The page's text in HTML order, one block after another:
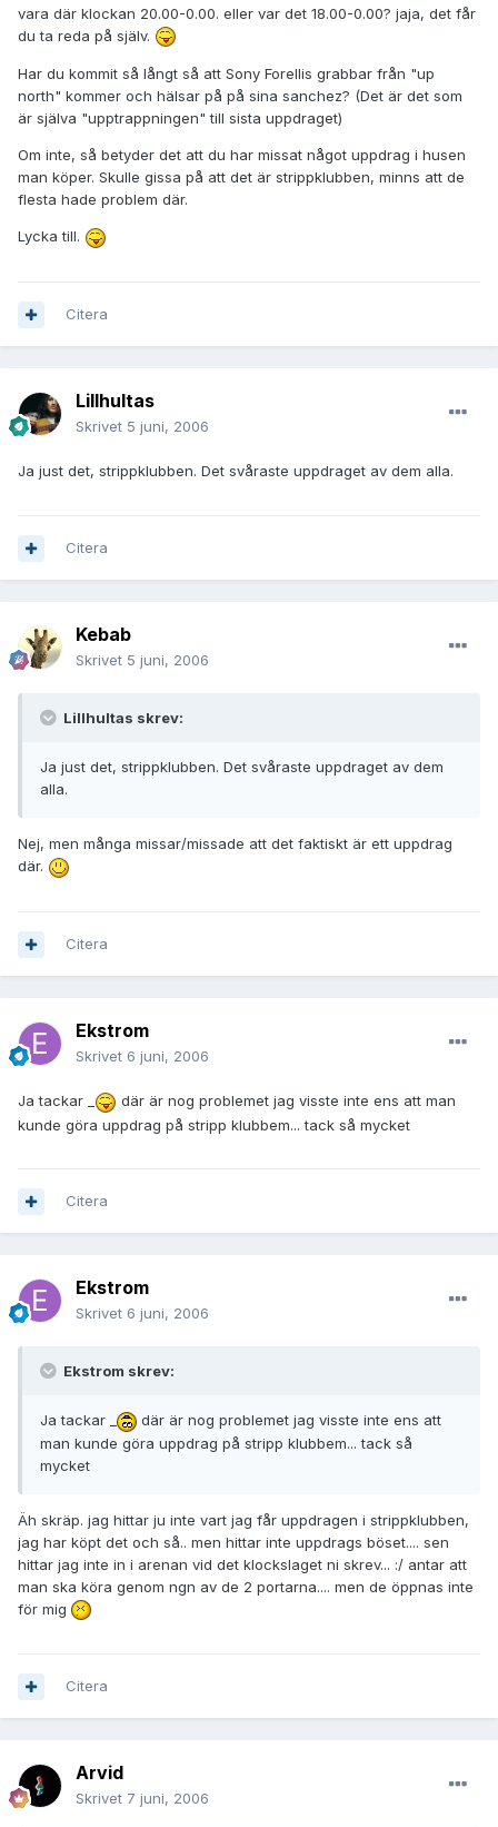
vara där klockan 20.00-0.00. eller var det 18.00-0.00? jaja, det får
du ta reda på själv.
Har du kommit så långt så att Sony Forellis grabbar från "up
north" kommer och hälsar på på sina sanchez? (Det är det som
är själva "upptrappningen" till sista uppdraget)
Om inte, så betyder det att du har missat något uppdrag i husen
man köper. Skulle gissa på att det är strippklubben, minns att de
flesta hade problem där.
Lycka till.
Citera
Lillhultas
Skrivet 5 juni, 2006
Ja just det, strippklubben. Det svåraste uppdraget av dem alla.
Citera
Kebab
Skrivet 5 juni, 2006
Lillhultas skrev:
Ja just det, strippklubben. Det svåraste uppdraget av dem
alla.
Nej, men många missar/missade att det faktiskt är ett uppdrag
där.
Citera
Ekstrom
Skrivet 6 juni, 2006
Ja tackar _
där är nog problemet jag visste inte ens att man
kunde göra uppdrag på stripp klubbem... tack så mycket
Citera
Ekstrom
Skrivet 6 juni, 2006
Ekstrom skrev:
Ja tackar _
där är nog problemet jag visste inte ens att
man kunde göra uppdrag på stripp klubbem... tack så
mycket
Äh skräp. jag hittar ju inte vart jag får uppdragen i strippklubben,
jag har köpt det och så.. men hittar inte uppdrags böset.... sen
hittar jag inte in i arenan vid det klockslaget ni skrev... :/ antar att
man ska köra genom ngn av de 2 portarna.... men de öppnas inte
för mig
Citera
Arvid
Skrivet 7 juni, 2006